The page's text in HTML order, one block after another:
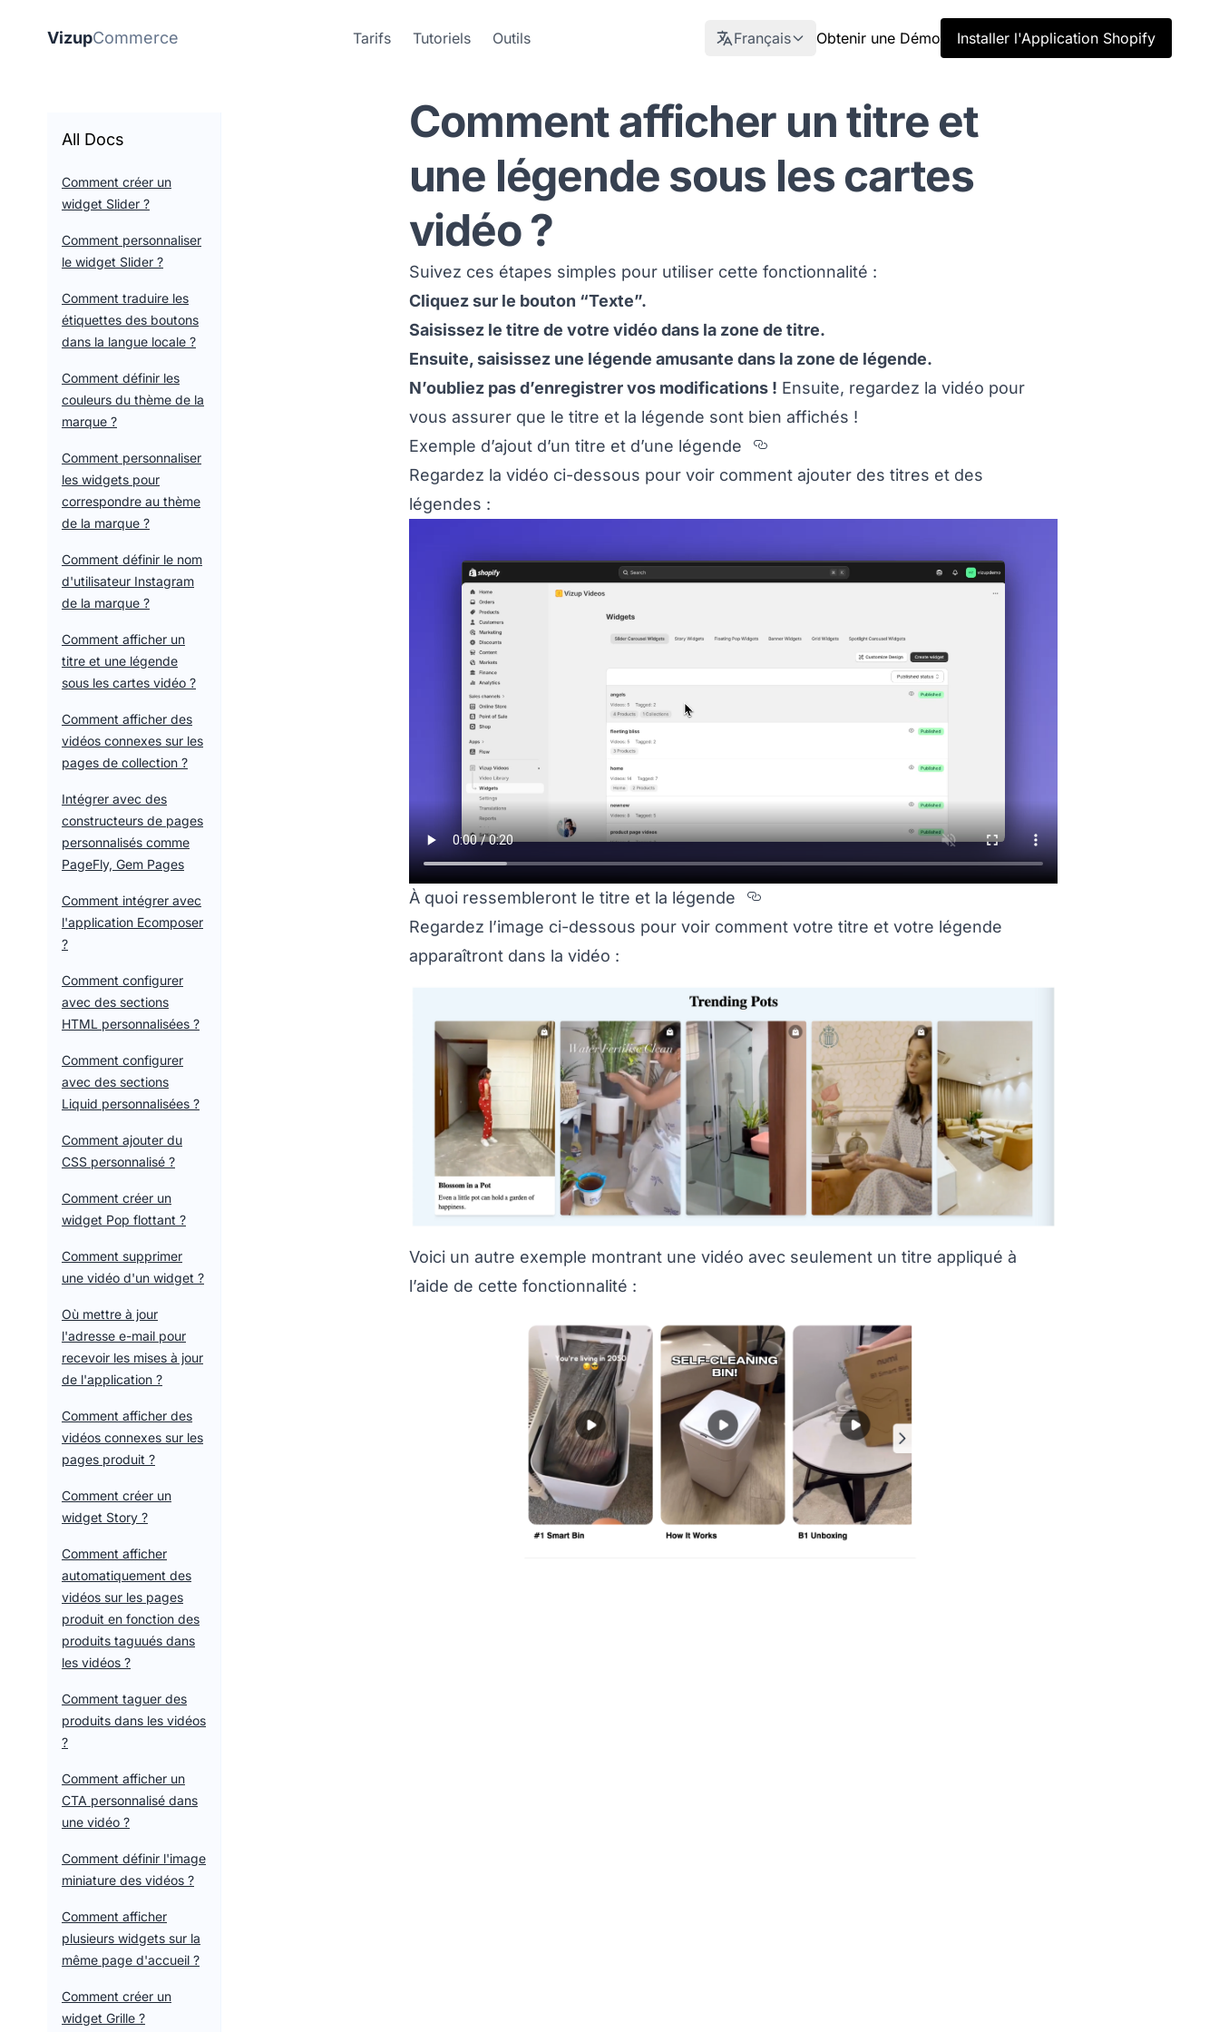
VizupCommerce Tarifs Tutoriels Outils Français Obtenir une Démo Installer l'Application Shopify
All Docs
Comment créer un
widget Slider ?
Comment personnaliser
le widget Slider ?
Comment traduire les
étiquettes des boutons
dans la langue locale ?
Comment définir les
couleurs du thème de la
marque ?
Comment personnaliser
les widgets pour
correspondre au thème
de la marque ?
Comment définir le nom
d'utilisateur Instagram
de la marque ?
Comment afficher un
titre et une légende
sous les cartes vidéo ?
Comment afficher des
vidéos connexes sur les
pages de collection ?
Intégrer avec des
constructeurs de pages
personnalisés comme
PageFly, Gem Pages
Comment intégrer avec
l'application Ecomposer
?
Comment configurer
avec des sections
HTML personnalisées ?
Comment configurer
avec des sections
Liquid personnalisées ?
Comment ajouter du
CSS personnalisé ?
Comment créer un
widget Pop flottant ?
Comment supprimer
une vidéo d'un widget ?
Où mettre à jour
l'adresse e-mail pour
recevoir les mises à jour
de l'application ?
Comment afficher des
vidéos connexes sur les
pages produit ?
Comment créer un
widget Story ?
Comment afficher
automatiquement des
vidéos sur les pages
produit en fonction des
produits taguués dans
les vidéos ?
Comment taguer des
produits dans les vidéos
?
Comment afficher un
CTA personnalisé dans
une vidéo ?
Comment définir l'image
miniature des vidéos ?
Comment afficher
plusieurs widgets sur la
même page d'accueil ?
Comment créer un
widget Grille ?
Comment afficher un titre et
une légende sous les cartes
vidéo ?
Suivez ces étapes simples pour utiliser cette fonctionnalité :
Cliquez sur le bouton “Texte”.
Saisissez le titre de votre vidéo dans la zone de titre.
Ensuite, saisissez une légende amusante dans la zone de légende.
N’oubliez pas d’enregistrer vos modifications ! Ensuite, regardez la vidéo pour
vous assurer que le titre et la légende sont bien affichés !
Exemple d’ajout d’un titre et d’une légende
Section titled
Regardez la vidéo ci-dessous pour voir comment ajouter des titres et des
légendes :
À quoi ressembleront le titre et la légende
Section titled
Regardez l’image ci-dessous pour voir comment votre titre et votre légende
apparaîtront dans la vidéo :
Voici un autre exemple montrant une vidéo avec seulement un titre appliqué à
l’aide de cette fonctionnalité :